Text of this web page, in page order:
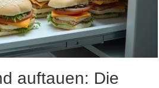
auftauen: Die